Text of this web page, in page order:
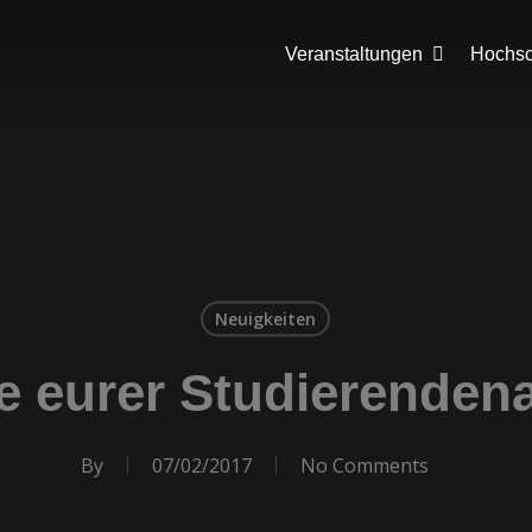
Veranstaltungen
Neuigkeiten
eurer
By 07/02/2017 No Comments